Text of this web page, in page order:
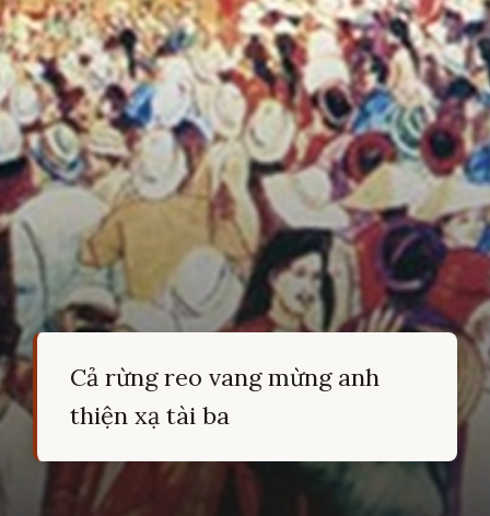
Cả rừng reo vang mừng anh
thiện xạ tài ba